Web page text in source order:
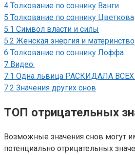
4 Толкование по соннику Ванги
5 Толкование по соннику Цветкова
5.1 Символ власти и силы
5.2 Женская энергия и материнство
6 Толкование по соннику Лоффа
7 Видео:
7.1 Одна львица РАСКИДАЛА ВСЕХ
7.2 Значения других снов
ТОП отрицательных
Возможные значения снов могут
потенциально отрицательных